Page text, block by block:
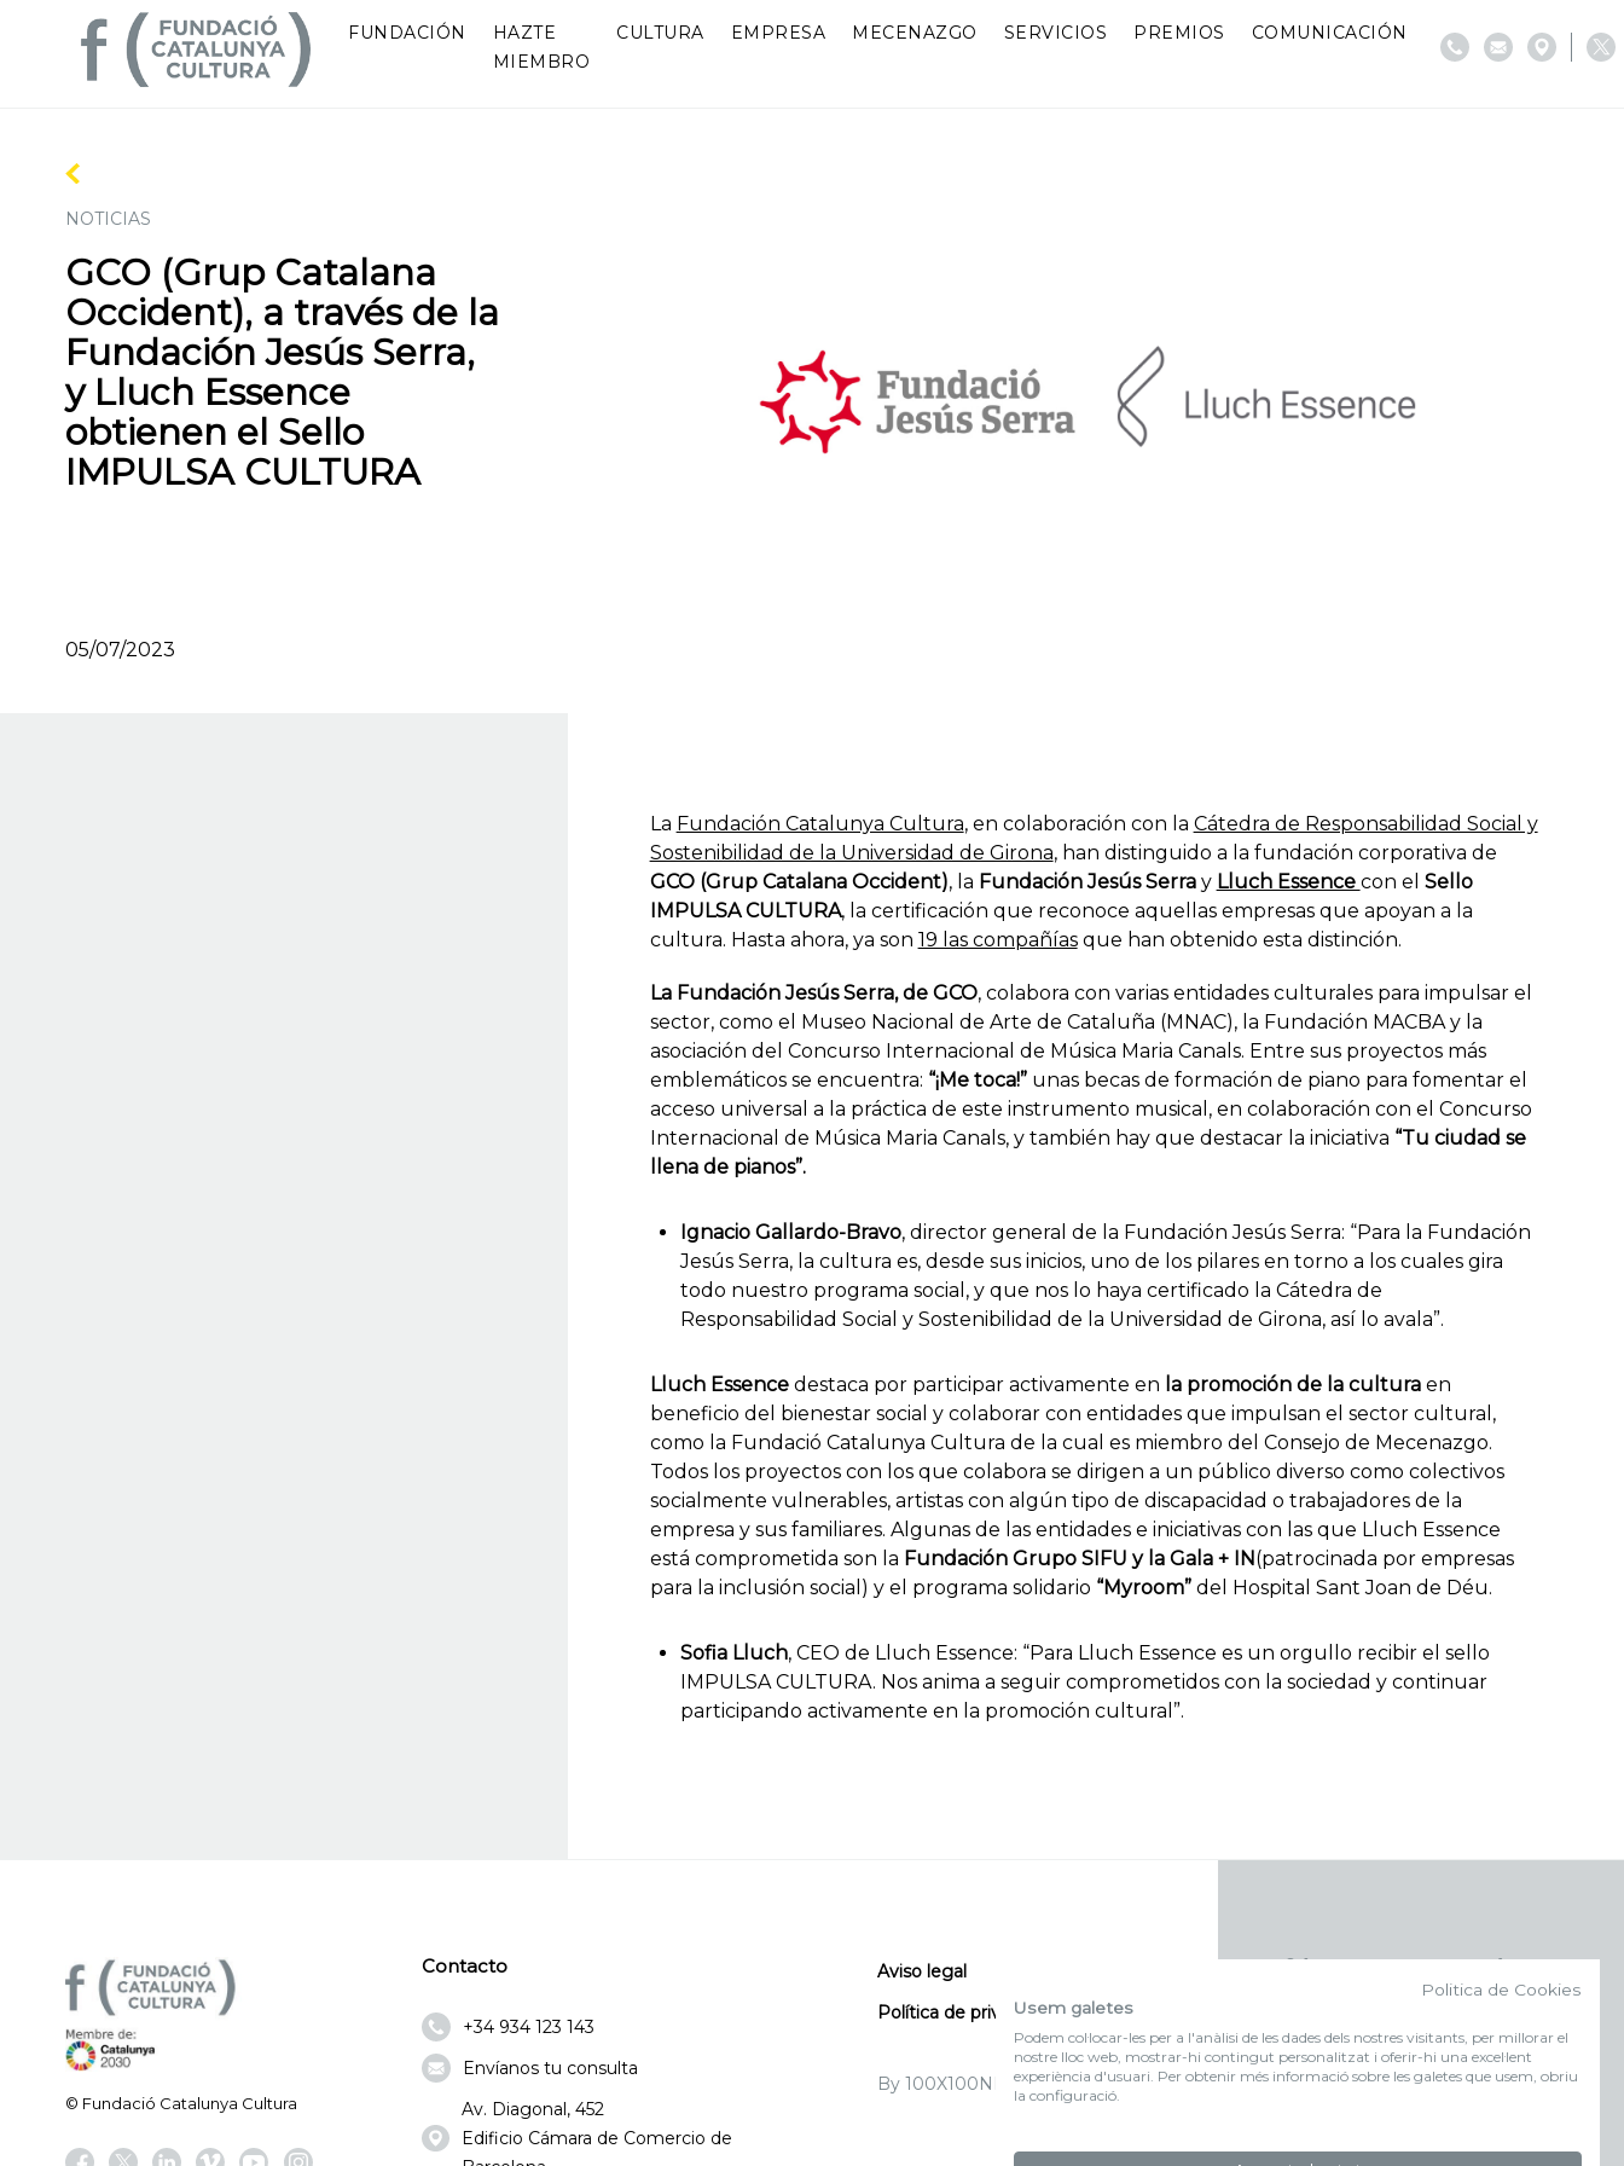
FUNDACIÓN
HAZTE
MIEMBRO
CULTURA EMPRESA MECENAZGO SERVICIOS PREMIOS COMUNICACIÓN
NOTICIAS
GCO (Grup Catalana
Occident), a través de la
Fundación Jesús Serra,
y Lluch Essence
obtienen el Sello
IMPULSA CULTURA
05/07/2023
La Fundación Catalunya Cultura, en colaboración con la Cátedra de Responsabilidad Social y
Sostenibilidad de la Universidad de Girona, han distinguido a la fundación corporativa de
GCO (Grup Catalana Occident), la Fundación Jesús Serray Lluch Essence con el Sello
IMPULSA CULTURA, la certificación que reconoce aquellas empresas que apoyan a la
cultura. Hasta ahora, ya son 19 las compañíasque han obtenido esta distinción.
La Fundación Jesús Serra, de GCO, colabora con varias entidades culturales para impulsar el
sector, como el Museo Nacional de Arte de Cataluña (MNAC), la Fundación MACBA y la
asociación del Concurso Internacional de Música Maria Canals. Entre sus proyectos más
emblemáticos se encuentra: “¡Me toca!”unas becas de formación de piano para fomentar el
acceso universal a la práctica de este instrumento musical, en colaboración con el Concurso
Internacional de Música Maria Canals, y también hay que destacar la iniciativa “Tu ciudad se
llena de pianos”.
Ignacio Gallardo-Bravo, director general de la Fundación Jesús Serra: “Para la Fundación
Jesús Serra, la cultura es, desde sus inicios, uno de los pilares en torno a los cuales gira
todo nuestro programa social, y que nos lo haya certificado la Cátedra de
Responsabilidad Social y Sostenibilidad de la Universidad de Girona, así lo avala”.
Lluch Essencedestaca por participar activamente en la promoción de la culturaen
beneficio del bienestar social y colaborar con entidades que impulsan el sector cultural,
como la Fundació Catalunya Cultura de la cual es miembro del Consejo de Mecenazgo.
Todos los proyectos con los que colabora se dirigen a un público diverso como colectivos
socialmente vulnerables, artistas con algún tipo de discapacidad o trabajadores de la
empresa y sus familiares. Algunas de las entidades e iniciativas con las que Lluch Essence
está comprometida son la Fundación Grupo SIFU y la Gala + IN(patrocinada por empresas
para la inclusión social) y el programa solidario “Myroom”del Hospital Sant Joan de Déu.
Sofia Lluch, CEO de Lluch Essence: “Para Lluch Essence es un orgullo recibir el sello
IMPULSA CULTURA. Nos anima a seguir comprometidos con la sociedad y continuar
participando activamente en la promoción cultural”.
© Fundació Catalunya Cultura
Contacto
+34 934 123 143
Envíanos tu consulta
Av. Diagonal, 452
Edificio Cámara de Comercio de
Aviso legal
Política de privacidad
By 100X100NET
FORMULARIO DE
Politica de Cookies
Usem galetes
Podem col·locar-les per a l'anàlisi de les dades dels nostres visitants, per millorar el
nostre lloc web, mostrar-hi contingut personalitzat i oferir-hi una excel·lent
experiència d'usuari. Per obtenir més informació sobre les galetes que usem, obriu
la configuració.